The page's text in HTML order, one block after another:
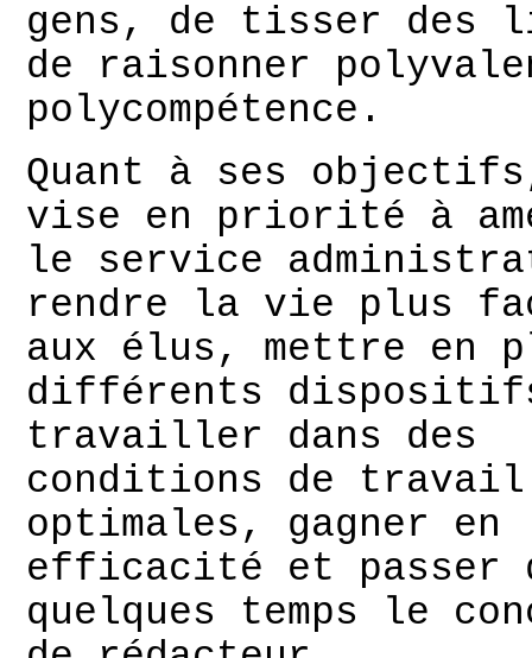
gens, de tisser des
de raisonner
polycompétence.
Quant à ses
vise en priorité à
le service
rendre la vie plus
aux élus, mettre en
différents
travailler dans des
conditions de travail
optimales, gagner en
efficacité et passer
quelques temps le